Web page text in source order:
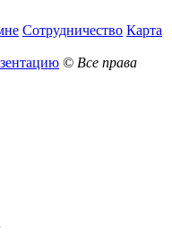
Сотрудничество Карта
© Все права